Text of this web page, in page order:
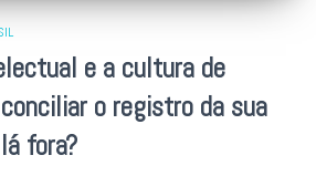
e a cultura de
o registro da sua
fora?